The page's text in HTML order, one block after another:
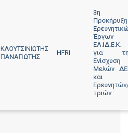
ΚΛΟΥΤΣΙΝΙΩΤΗΣ
ΠΑΝΑΓΙΩΤΗΣ
HFRI
3η
Προκήρυξη
Έργων
ΕΛ.ΙΔ.Ε.Κ.
για
Ενίσχυση
Μελών
και
τριών